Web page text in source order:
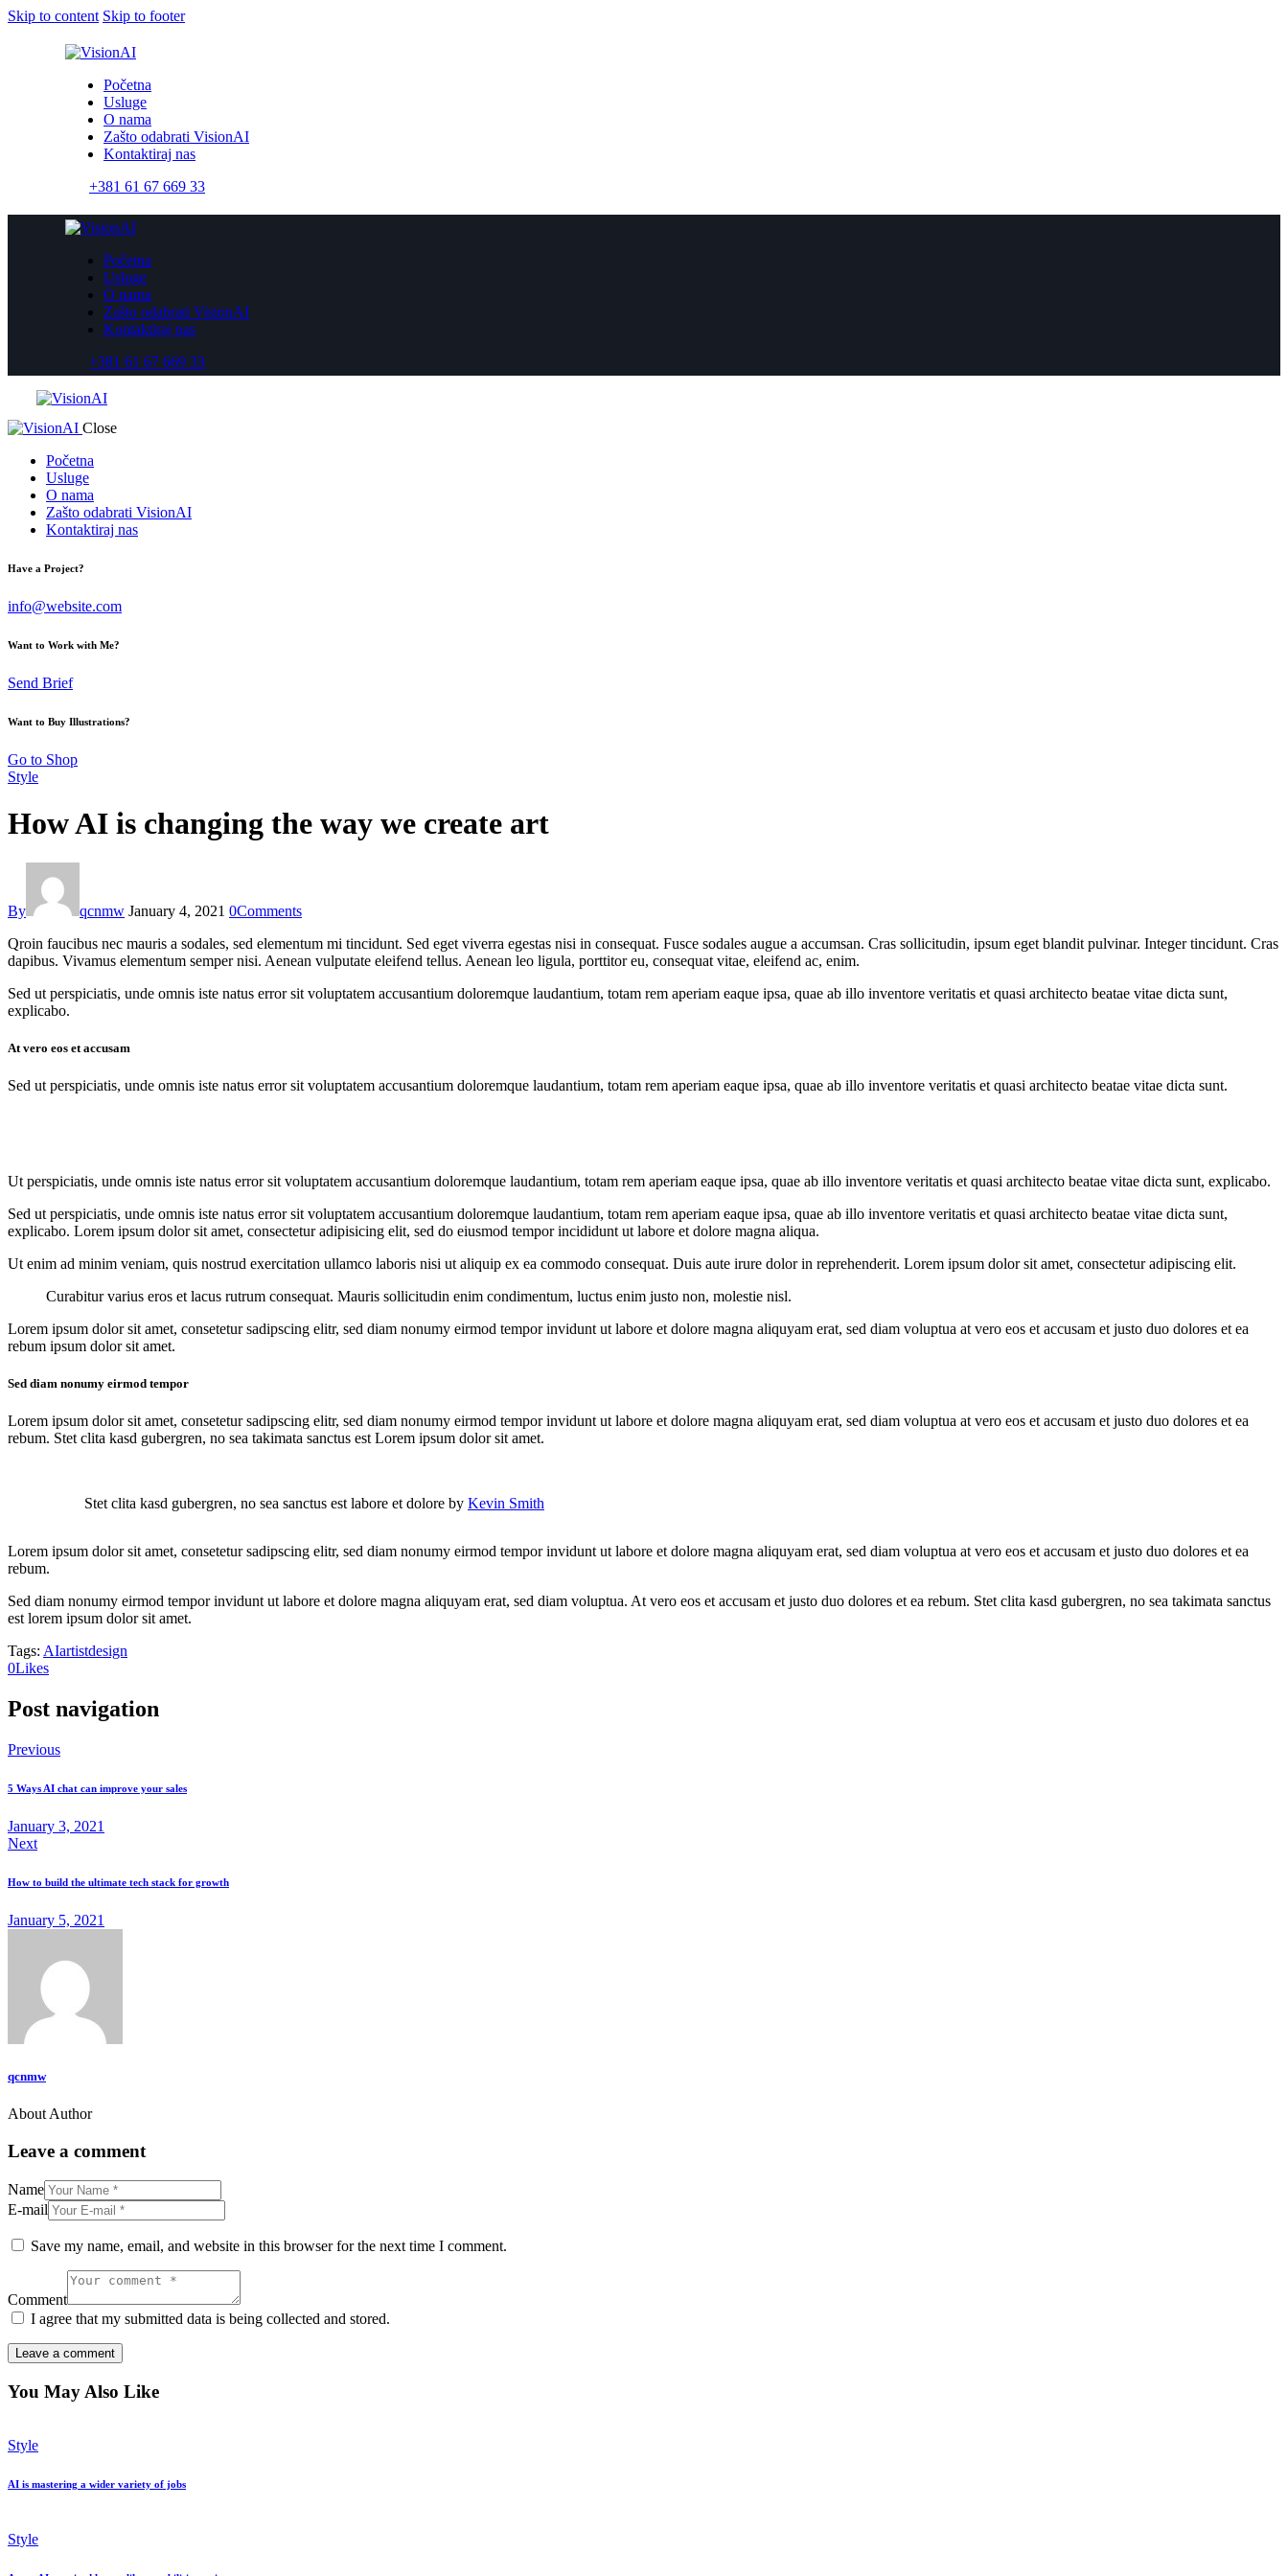
Skip to content Skip to footer
Početna
Usluge
O nama
Zašto odabrati VisionAI
Kontaktiraj nas
+381 61 67 669 33
Početna
Usluge
O nama
Zašto odabrati VisionAI
Kontaktiraj nas
+381 61 67 669 33
Close
Početna
Usluge
O nama
Zašto odabrati VisionAI
Kontaktiraj nas
Have a Project?
info@website.com
Want to Work with Me?
Send Brief
Want to Buy Illustrations?
Go to Shop
Style
How AI is changing the way we create art
By qcnmw January 4, 2021 0Comments
Qroin faucibus nec mauris a sodales, sed elementum mi tincidunt. Sed eget viverra egestas nisi in consequat. Fusce sodales augue a accumsan. Cras sollicitudin, ipsum eget blandit pulvinar. Integer tincidunt. Cras
dapibus. Vivamus elementum semper nisi. Aenean vulputate eleifend tellus. Aenean leo ligula, porttitor eu, consequat vitae, eleifend ac, enim.
Sed ut perspiciatis, unde omnis iste natus error sit voluptatem accusantium doloremque laudantium, totam rem aperiam eaque ipsa, quae ab illo inventore veritatis et quasi architecto beatae vitae dicta sunt,
explicabo.
At vero eos et accusam
Sed ut perspiciatis, unde omnis iste natus error sit voluptatem accusantium doloremque laudantium, totam rem aperiam eaque ipsa, quae ab illo inventore veritatis et quasi architecto beatae vitae dicta sunt.
Ut perspiciatis, unde omnis iste natus error sit voluptatem accusantium doloremque laudantium, totam rem aperiam eaque ipsa, quae ab illo inventore veritatis et quasi architecto beatae vitae dicta sunt, explicabo.
Sed ut perspiciatis, unde omnis iste natus error sit voluptatem accusantium doloremque laudantium, totam rem aperiam eaque ipsa, quae ab illo inventore veritatis et quasi architecto beatae vitae dicta sunt,
explicabo. Lorem ipsum dolor sit amet, consectetur adipisicing elit, sed do eiusmod tempor incididunt ut labore et dolore magna aliqua.
Ut enim ad minim veniam, quis nostrud exercitation ullamco laboris nisi ut aliquip ex ea commodo consequat. Duis aute irure dolor in reprehenderit. Lorem ipsum dolor sit amet, consectetur adipiscing elit.
Curabitur varius eros et lacus rutrum consequat. Mauris sollicitudin enim condimentum, luctus enim justo non, molestie nisl.
Lorem ipsum dolor sit amet, consetetur sadipscing elitr, sed diam nonumy eirmod tempor invidunt ut labore et dolore magna aliquyam erat, sed diam voluptua at vero eos et accusam et justo duo dolores et ea
rebum ipsum dolor sit amet.
Sed diam nonumy eirmod tempor
Lorem ipsum dolor sit amet, consetetur sadipscing elitr, sed diam nonumy eirmod tempor invidunt ut labore et dolore magna aliquyam erat, sed diam voluptua at vero eos et accusam et justo duo dolores et ea
rebum. Stet clita kasd gubergren, no sea takimata sanctus est Lorem ipsum dolor sit amet.
Stet clita kasd gubergren, no sea sanctus est labore et dolore by Kevin Smith
Lorem ipsum dolor sit amet, consetetur sadipscing elitr, sed diam nonumy eirmod tempor invidunt ut labore et dolore magna aliquyam erat, sed diam voluptua at vero eos et accusam et justo duo dolores et ea
rebum.
Sed diam nonumy eirmod tempor invidunt ut labore et dolore magna aliquyam erat, sed diam voluptua. At vero eos et accusam et justo duo dolores et ea rebum. Stet clita kasd gubergren, no sea takimata sanctus
est lorem ipsum dolor sit amet.
Tags: AIartistdesign
0Likes
Post navigation
Previous
5 Ways AI chat can improve your sales
January 3, 2021
Next
How to build the ultimate tech stack for growth
January 5, 2021
qcnmw
About Author
Leave a comment
Name
E-mail
Save my name, email, and website in this browser for the next time I comment.
Comment
I agree that my submitted data is being collected and stored.
You May Also Like
Style
AI is mastering a wider variety of jobs
Style